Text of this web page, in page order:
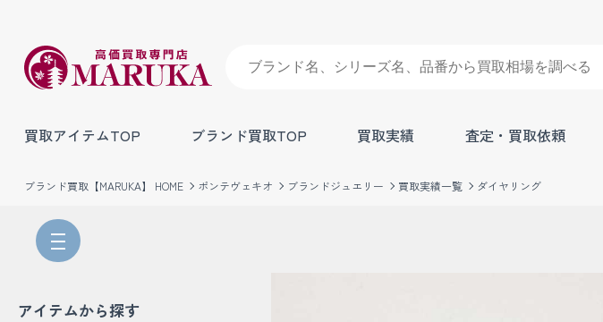
買取アイテムTOP ブランド買取TOP 買取実績 査定・買取依頼
ブランド買取【MARUKA】 HOME ポンテヴェキオ ブランドジュエリー 買取実績一覧 ダイヤリング
アイテムから探す